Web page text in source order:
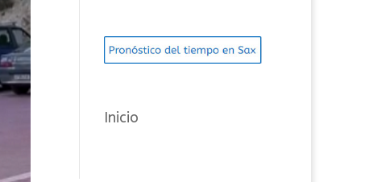
r
í
s
Inicio